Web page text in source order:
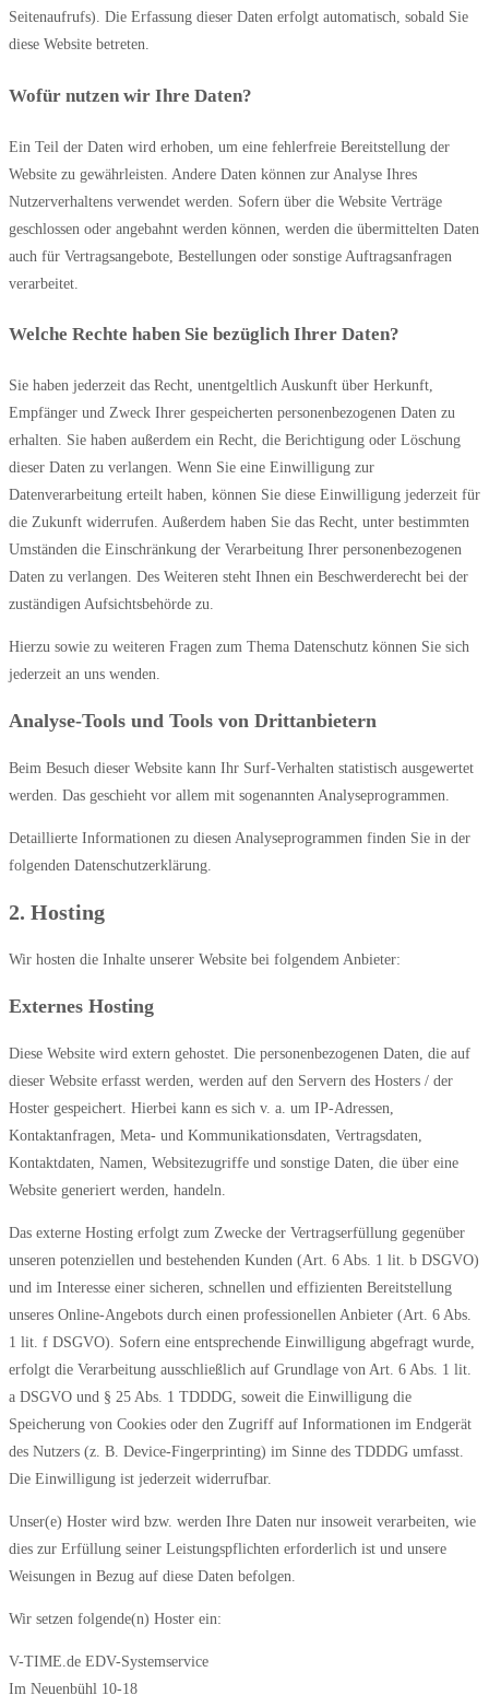
Seitenaufrufs). Die Erfassung dieser Daten erfolgt automatisch, sobald Sie
diese Website betreten.
Wofür nutzen wir Ihre Daten?
Ein Teil der Daten wird erhoben, um eine fehlerfreie Bereitstellung der
Website zu gewährleisten. Andere Daten können zur Analyse Ihres
Nutzerverhaltens verwendet werden. Sofern über die Website Verträge
geschlossen oder angebahnt werden können, werden die übermittelten Daten
auch für Vertragsangebote, Bestellungen oder sonstige Auftragsanfragen
verarbeitet.
Welche Rechte haben Sie bezüglich Ihrer Daten?
Sie haben jederzeit das Recht, unentgeltlich Auskunft über Herkunft,
Empfänger und Zweck Ihrer gespeicherten personenbezogenen Daten zu
erhalten. Sie haben außerdem ein Recht, die Berichtigung oder Löschung
dieser Daten zu verlangen. Wenn Sie eine Einwilligung zur
Datenverarbeitung erteilt haben, können Sie diese Einwilligung jederzeit für
die Zukunft widerrufen. Außerdem haben Sie das Recht, unter bestimmten
Umständen die Einschränkung der Verarbeitung Ihrer personenbezogenen
Daten zu verlangen. Des Weiteren steht Ihnen ein Beschwerderecht bei der
zuständigen Aufsichtsbehörde zu.
Hierzu sowie zu weiteren Fragen zum Thema Datenschutz können Sie sich
jederzeit an uns wenden.
Analyse-Tools und Tools von Dritt­anbietern
Beim Besuch dieser Website kann Ihr Surf-Verhalten statistisch ausgewertet
werden. Das geschieht vor allem mit sogenannten Analyseprogrammen.
Detaillierte Informationen zu diesen Analyseprogrammen finden Sie in der
folgenden Datenschutzerklärung.
2. Hosting
Wir hosten die Inhalte unserer Website bei folgendem Anbieter:
Externes Hosting
Diese Website wird extern gehostet. Die personenbezogenen Daten, die auf
dieser Website erfasst werden, werden auf den Servern des Hosters / der
Hoster gespeichert. Hierbei kann es sich v. a. um IP-Adressen,
Kontaktanfragen, Meta- und Kommunikationsdaten, Vertragsdaten,
Kontaktdaten, Namen, Websitezugriffe und sonstige Daten, die über eine
Website generiert werden, handeln.
Das externe Hosting erfolgt zum Zwecke der Vertragserfüllung gegenüber
unseren potenziellen und bestehenden Kunden (Art. 6 Abs. 1 lit. b DSGVO)
und im Interesse einer sicheren, schnellen und effizienten Bereitstellung
unseres Online-Angebots durch einen professionellen Anbieter (Art. 6 Abs.
1 lit. f DSGVO). Sofern eine entsprechende Einwilligung abgefragt wurde,
erfolgt die Verarbeitung ausschließlich auf Grundlage von Art. 6 Abs. 1 lit.
a DSGVO und § 25 Abs. 1 TDDDG, soweit die Einwilligung die
Speicherung von Cookies oder den Zugriff auf Informationen im Endgerät
des Nutzers (z. B. Device-Fingerprinting) im Sinne des TDDDG umfasst.
Die Einwilligung ist jederzeit widerrufbar.
Unser(e) Hoster wird bzw. werden Ihre Daten nur insoweit verarbeiten, wie
dies zur Erfüllung seiner Leistungspflichten erforderlich ist und unsere
Weisungen in Bezug auf diese Daten befolgen.
Wir setzen folgende(n) Hoster ein:
V-TIME.de EDV-Systemservice
Im Neuenbühl 10-18